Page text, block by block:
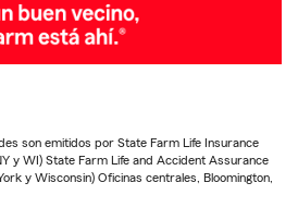
son emitidos por State Farm Life Insurance
y WI) State Farm Life and Accident Assurance
y Wisconsin) Oficinas centrales, Bloomington,